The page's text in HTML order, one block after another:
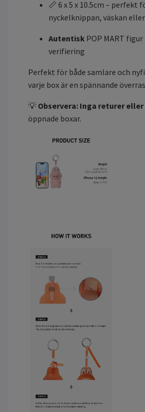
📏 6 x 5 x 10.5cm – perfekt
nyckelknippan, väskan
Autentisk POP MART
verifiering
Perfekt för både samlare och
varje box är en spännande
💡 Observera: Inga returer eller
öppnade boxar.